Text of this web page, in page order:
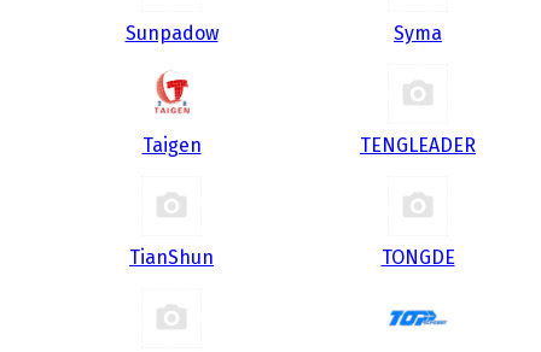
Sunpadow Syma
Taigen TENGLEADER
TianShun TONGDE